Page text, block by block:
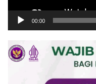
00:00